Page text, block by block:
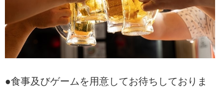
●食事及びゲームを用意してお待ちしておりま